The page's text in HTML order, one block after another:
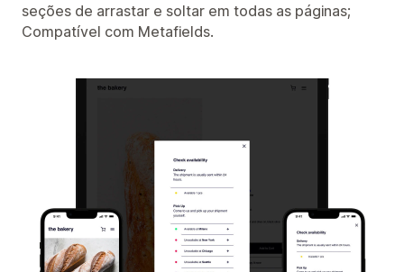
seções de arrastar e soltar em todas as páginas;
Compatível com Metafields.